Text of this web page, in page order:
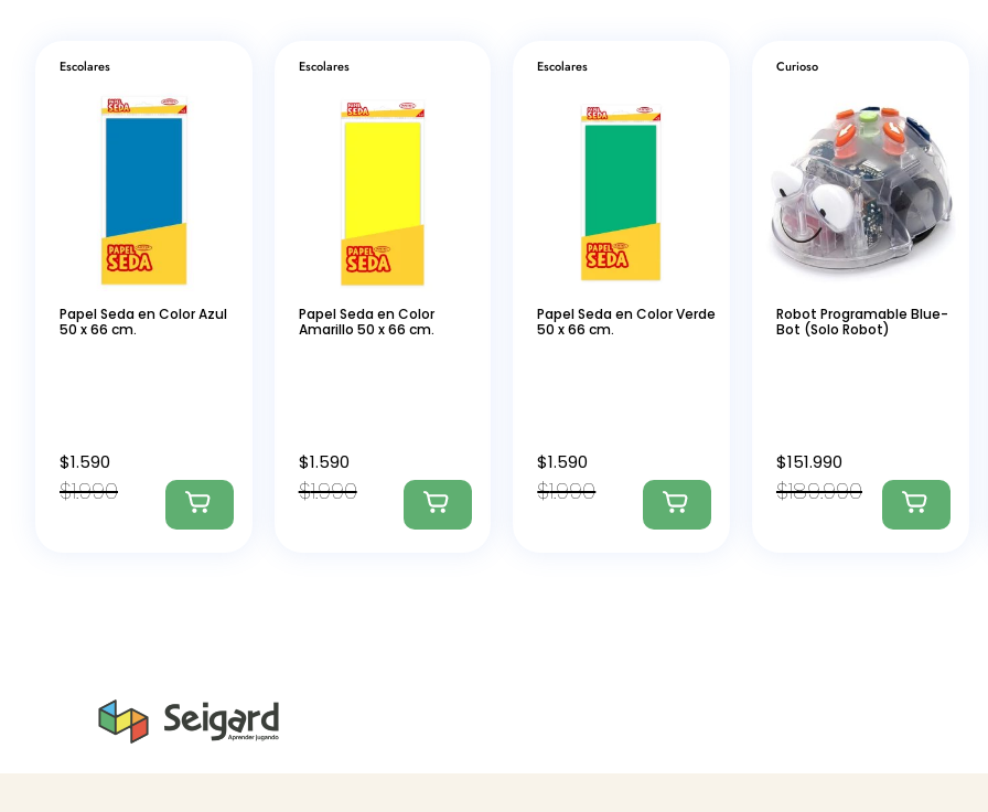
Escolares
Papel Seda en Color Azul
50 x 66 cm.
$1.990
$1.590
Escolares
Papel Seda en Color
Amarillo 50 x 66 cm.
$1.990
$1.590
Escolares
Papel Seda en Color Verde
50 x 66 cm.
$1.990
$1.590
Curioso
Robot Programable Blue-
Bot (Solo Robot)
$189.990
$151.990